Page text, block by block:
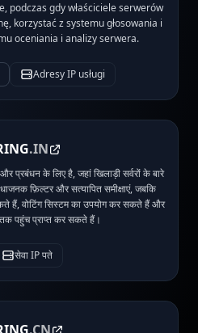
podczas gdy właściciele serwerów
korzystać z systemu głosowania i
oceniania i analizy serwera.
Adresy IP usługi
.IN
और प्रबंधन के लिए है, जहां खिलाड़ी सर्वरों के बारे
फ़िल्टर और सत्यापित समीक्षाएं, जबकि
हैं, वोटिंग सिस्टम का उपयोग कर सकते हैं और
पहुंच प्राप्त कर सकते हैं।
सेवा IP पते